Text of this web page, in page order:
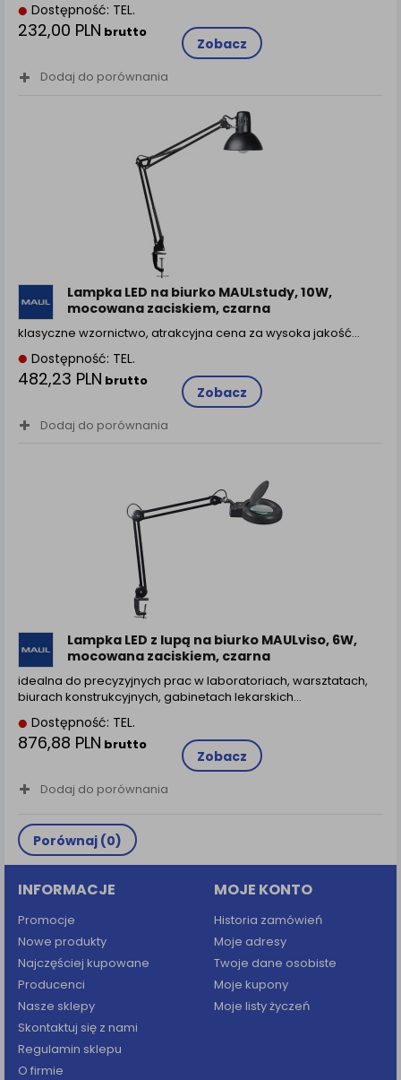
Dostępność: TEL.
232,00 PLN brutto
Zobacz
Dodaj do porównania
Lampka LED na biurko MAULstudy, 10W,
mocowana zaciskiem, czarna
klasyczne wzornictwo, atrakcyjna cena za wysoka jakość…
Dostępność: TEL.
482,23 PLN brutto
Zobacz
Dodaj do porównania
Lampka LED z lupą na biurko MAULviso, 6W,
mocowana zaciskiem, czarna
idealna do precyzyjnych prac w laboratoriach, warsztatach,
biurach konstrukcyjnych, gabinetach lekarskich…
Dostępność: TEL.
876,88 PLN brutto
Zobacz
Dodaj do porównania
Porównaj (0)
INFORMACJE
Promocje
Nowe produkty
Najczęściej kupowane
Producenci
Nasze sklepy
Skontaktuj się z nami
Regulamin sklepu
O firmie
MOJE KONTO
Historia zamówień
Moje adresy
Twoje dane osobiste
Moje kupony
Moje listy życzeń